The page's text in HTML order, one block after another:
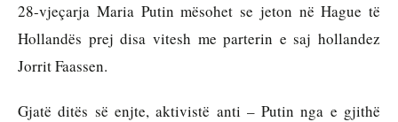
28-vjeçarja Maria Putin mësohet se jeton në Hague të
Hollandës prej disa vitesh me parterin e saj hollandez
Jorrit Faassen.
Gjatë ditës së enjte, aktivistë anti – Putin nga e gjithë